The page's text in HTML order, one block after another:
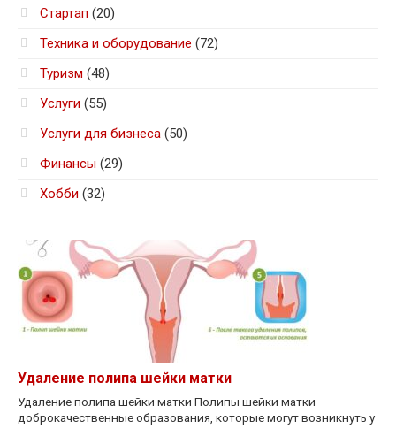
Стартап (20)
Техника и оборудование (72)
Туризм (48)
Услуги (55)
Услуги для бизнеса (50)
Финансы (29)
Хобби (32)
Удаление полипа шейки матки
Удаление полипа шейки матки Полипы шейки матки —
доброкачественные образования, которые могут возникнуть у